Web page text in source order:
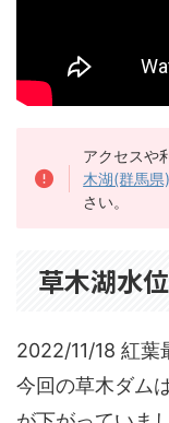
アクセスや
木湖(群馬県
さい。
草木湖水
2022/11/18 紅
今回の草木ダム